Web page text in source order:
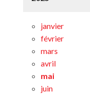
janvier
février
mars
avril
mai
juin